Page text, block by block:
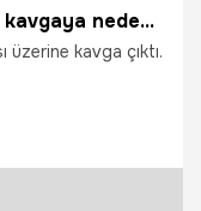
Terminaldeki sözlü taciz iddiası kavgaya neden oldu
kavga çıktı.